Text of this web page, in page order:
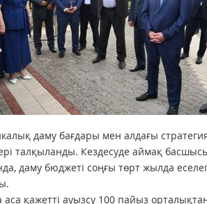
даму бағдары мен алдағы
талқыланды. Кездесуде аймақ
даму бюджеті соңғы төрт жылда
аса қажетті ауызсу 100 пайыз